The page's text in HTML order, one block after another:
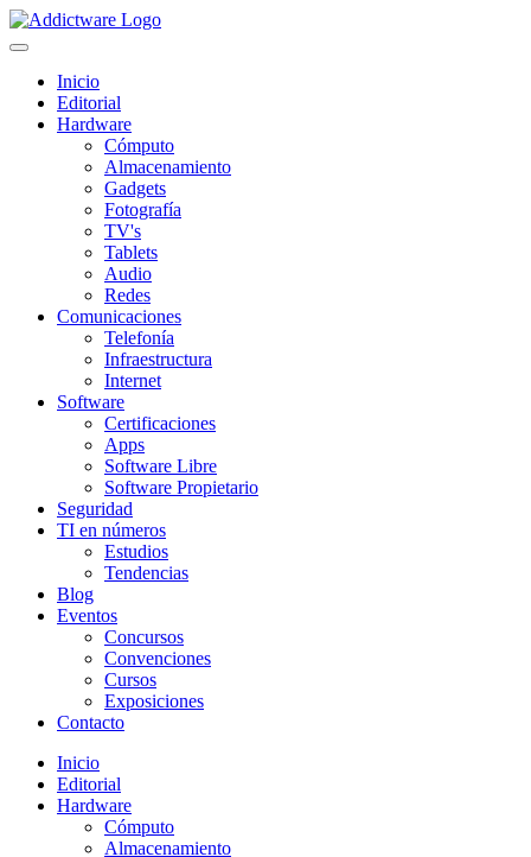
Inicio
Editorial
Hardware
Cómputo
Almacenamiento
Gadgets
Fotografía
TV's
Tablets
Audio
Redes
Comunicaciones
Telefonía
Infraestructura
Internet
Software
Certificaciones
Apps
Software Libre
Software Propietario
Seguridad
TI en números
Estudios
Tendencias
Blog
Eventos
Concursos
Convenciones
Cursos
Exposiciones
Contacto
Inicio
Editorial
Hardware
Cómputo
Almacenamiento